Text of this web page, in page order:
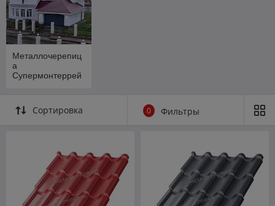
Металлочерепиц
а
Супермонтеррей
Сортировка 0 Фильтры